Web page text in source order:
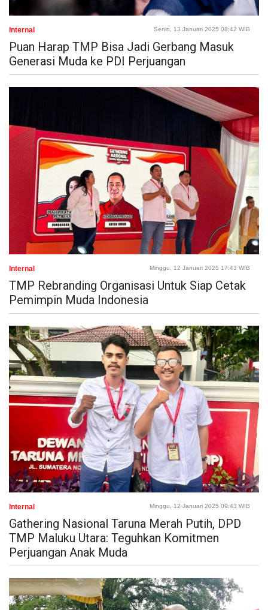
Internal Senin, 13 Januari 2025 08:42 WIB
Puan Harap TMP Bisa Jadi Gerbang Masuk
Generasi Muda ke PDI Perjuangan
Internal Minggu, 12 Januari 2025 17:43 WIB
TMP Rebranding Organisasi Untuk Siap Cetak
Pemimpin Muda Indonesia
Internal Minggu, 12 Januari 2025 09:43 WIB
Gathering Nasional Taruna Merah Putih, DPD
TMP Maluku Utara: Teguhkan Komitmen
Perjuangan Anak Muda